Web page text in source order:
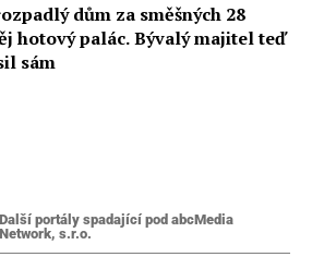
dům za směšných 28
hotový palác. Bývalý majitel teď
sám
Další portály spadající pod abcMedia
Network, s.r.o.